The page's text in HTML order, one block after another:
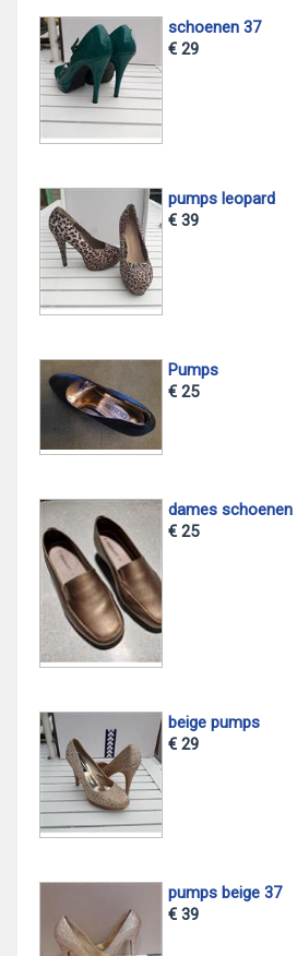
schoenen 37
€ 29
pumps leopard
€ 39
Pumps
€ 25
dames schoenen
€ 25
beige pumps
€ 29
pumps beige 37
€ 39